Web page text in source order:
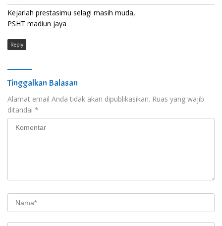
Kejarlah prestasimu selagi masih muda,
PSHT madiun jaya
Reply
Tinggalkan Balasan
Alamat email Anda tidak akan dipublikasikan. Ruas yang wajib
ditandai *